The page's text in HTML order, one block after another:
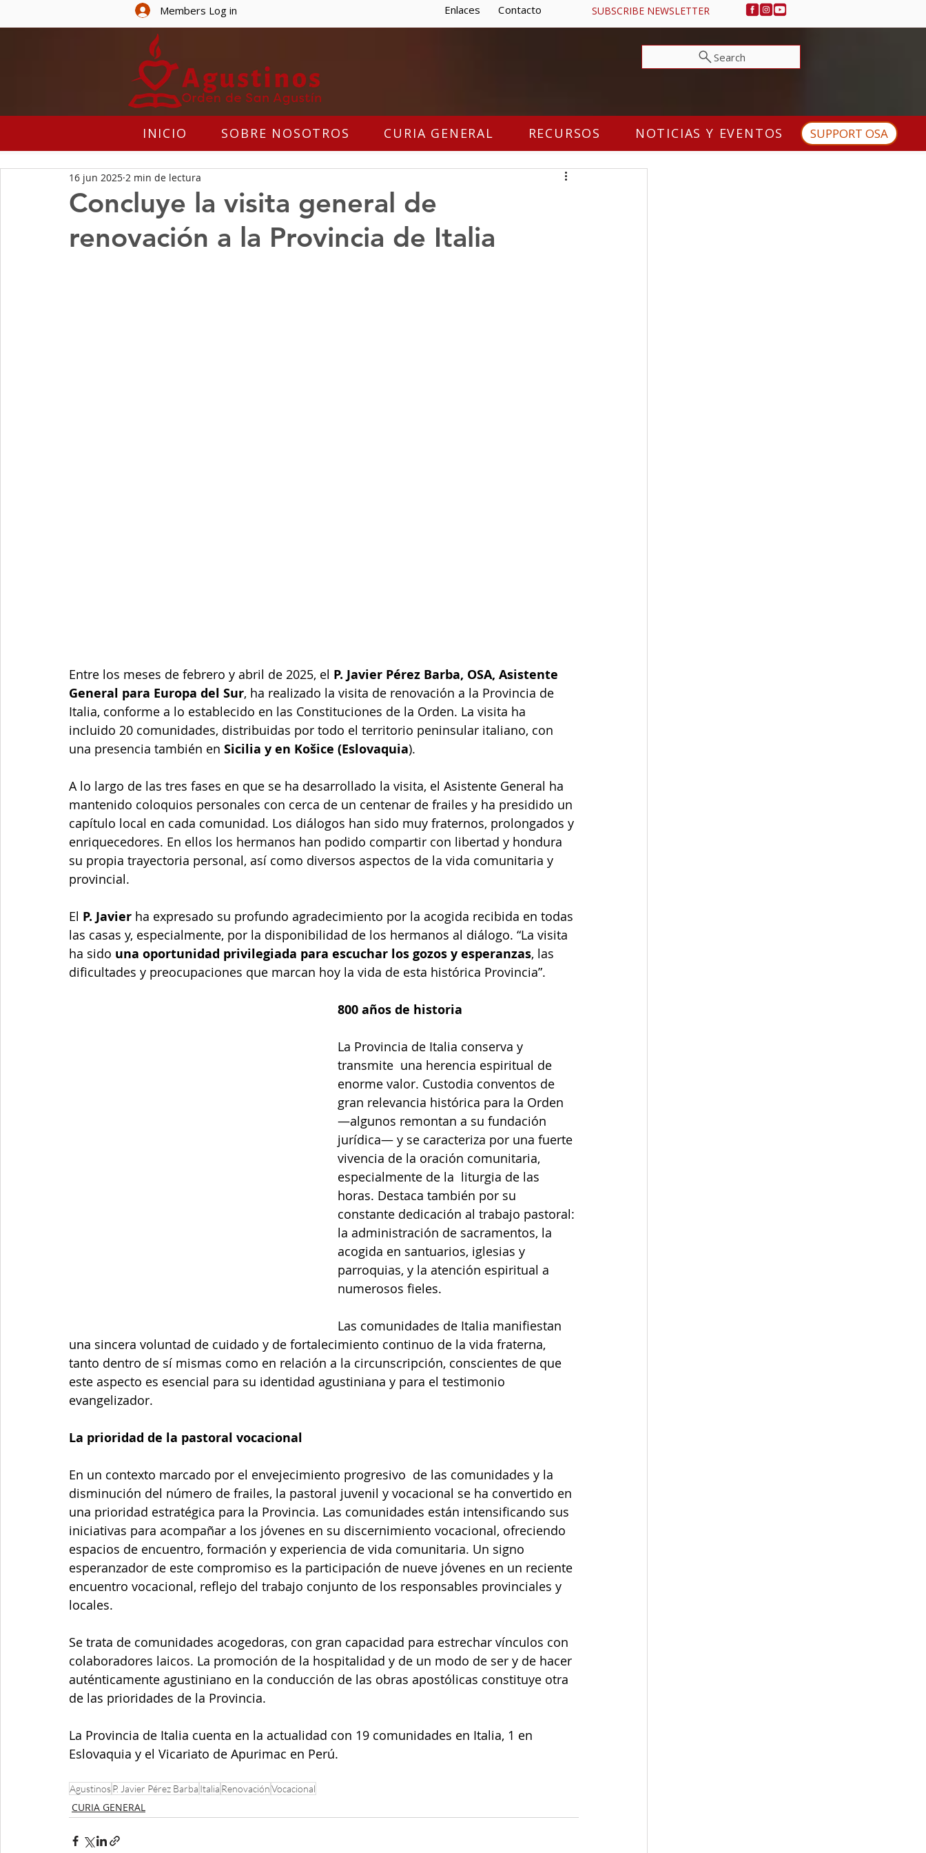
Members Log in Enlaces Contacto SUBSCRIBE NEWSLETTER
Search
INICIO SOBRE NOSOTROS CURIA GENERAL RECURSOS NOTICIAS Y EVENTOS SUPPORT OSA
Concluye la visita general de
renovación a la Provincia de Italia
16 jun 2025 2 min de lectura
Entre los meses de febrero y abril de 2025, el P. Javier Pérez Barba, OSA, Asistente
General para Europa del Sur, ha realizado la visita de renovación a la Provincia de
Italia, conforme a lo establecido en las Constituciones de la Orden. La visita ha
incluido 20 comunidades, distribuidas por todo el territorio peninsular italiano, con
una presencia también en Sicilia y en Košice (Eslovaquia).
A lo largo de las tres fases en que se ha desarrollado la visita, el Asistente General ha
mantenido coloquios personales con cerca de un centenar de frailes y ha presidido un
capítulo local en cada comunidad. Los diálogos han sido muy fraternos, prolongados y
enriquecedores. En ellos los hermanos han podido compartir con libertad y hondura
su propia trayectoria personal, así como diversos aspectos de la vida comunitaria y
provincial.
El P. Javier ha expresado su profundo agradecimiento por la acogida recibida en todas
las casas y, especialmente, por la disponibilidad de los hermanos al diálogo. “La visita
ha sido una oportunidad privilegiada para escuchar los gozos y esperanzas, las
dificultades y preocupaciones que marcan hoy la vida de esta histórica Provincia”.
800 años de historia
La Provincia de Italia conserva y
transmite  una herencia espiritual de
enorme valor. Custodia conventos de
gran relevancia histórica para la Orden
—algunos remontan a su fundación
jurídica— y se caracteriza por una fuerte
vivencia de la oración comunitaria,
especialmente de la  liturgia de las
horas. Destaca también por su
constante dedicación al trabajo pastoral:
la administración de sacramentos, la
acogida en santuarios, iglesias y
parroquias, y la atención espiritual a
numerosos fieles.
Las comunidades de Italia manifiestan
una sincera voluntad de cuidado y de fortalecimiento continuo de la vida fraterna,
tanto dentro de sí mismas como en relación a la circunscripción, conscientes de que
este aspecto es esencial para su identidad agustiniana y para el testimonio
evangelizador.
La prioridad de la pastoral vocacional
En un contexto marcado por el envejecimiento progresivo  de las comunidades y la
disminución del número de frailes, la pastoral juvenil y vocacional se ha convertido en
una prioridad estratégica para la Provincia. Las comunidades están intensificando sus
iniciativas para acompañar a los jóvenes en su discernimiento vocacional, ofreciendo
espacios de encuentro, formación y experiencia de vida comunitaria. Un signo
esperanzador de este compromiso es la participación de nueve jóvenes en un reciente
encuentro vocacional, reflejo del trabajo conjunto de los responsables provinciales y
locales.
Se trata de comunidades acogedoras, con gran capacidad para estrechar vínculos con
colaboradores laicos. La promoción de la hospitalidad y de un modo de ser y de hacer
auténticamente agustiniano en la conducción de las obras apostólicas constituye otra
de las prioridades de la Provincia.
La Provincia de Italia cuenta en la actualidad con 19 comunidades en Italia, 1 en
Eslovaquia y el Vicariato de Apurimac en Perú.
AgustinosP. Javier Pérez Barba Italia RenovaciónVocacional
CURIA GENERAL